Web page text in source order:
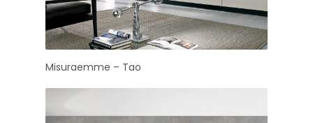
Misuraemme – Tao